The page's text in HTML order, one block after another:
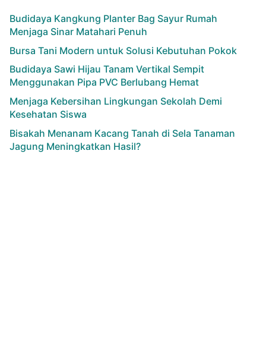
Budidaya Kangkung Planter Bag Sayur Rumah
Menjaga Sinar Matahari Penuh
Bursa Tani Modern untuk Solusi Kebutuhan Pokok
Budidaya Sawi Hijau Tanam Vertikal Sempit
Menggunakan Pipa PVC Berlubang Hemat
Menjaga Kebersihan Lingkungan Sekolah Demi
Kesehatan Siswa
Bisakah Menanam Kacang Tanah di Sela Tanaman
Jagung Meningkatkan Hasil?